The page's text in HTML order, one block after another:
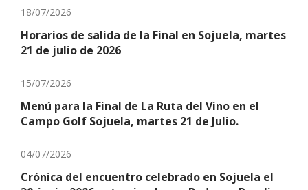
18/07/2026
Horarios de salida de la Final en Sojuela, martes
21 de julio de 2026
15/07/2026
Menú para la Final de La Ruta del Vino en el
Campo Golf Sojuela, martes 21 de Julio.
04/07/2026
Crónica del encuentro celebrado en Sojuela el